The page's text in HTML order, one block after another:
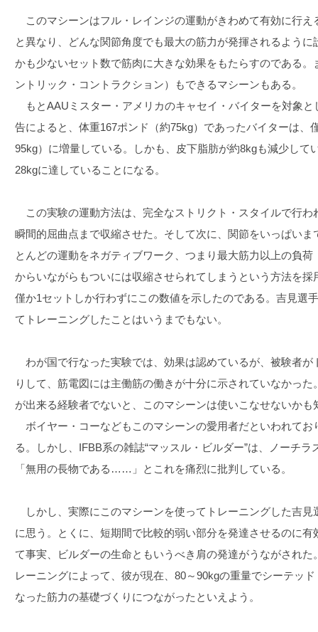
このマシーンはフル・レインジの運動がきわめて有効に行え
と異なり、どんな関節角度でも最大の筋力が発揮されるよう
かも少ないセット数で筋肉に大きな効果をもたらすのである
ントリック・コントラクション）もできるマシーンもある。
もとAAUミスター・アメリカのキャセイ・バイターを対象
告によると、体重167ポンド（約75kg）であったバイターは、
95kg）に増量している。しかも、皮下脂肪が約8kgも減少して
28kgに達していることになる。
この実験の運動方法は、完全なストリクト・スタイルで行わ
瞬間的屈曲点まで収縮させた。そして次に、関節をいっぱい
とんどの運動をネガティブワーク、つまり最大筋力以上の負
からいながらもついには収縮させられてしまうという方法を
僅か1セットしか行わずにこの数値を示したのである。吉見選
てトレーニングしたことはいうまでもない。
わが国で行なった実験では、効果は認めているが、被験者が
りして、筋電図には主働筋の働きが十分に示されていなかっ
が出来る経験者でないと、このマシーンは使いこなせないかも
ボイヤー・コーなどもこのマシーンの愛用者だといわれてお
る。しかし、IFBB系の雑誌“マッスル・ビルダー”は、ノーチ
「無用の長物である……」とこれを痛烈に批判している。
しかし、実際にこのマシーンを使ってトレーニングした吉見
に思う。とくに、短期間で比較的弱い部分を発達させるのに
て事実、ビルダーの生命ともいうべき肩の発達がうながされ
レーニングによって、彼が現在、80～90kgの重量でシーテッ
なった筋力の基礎づくりにつながったといえよう。